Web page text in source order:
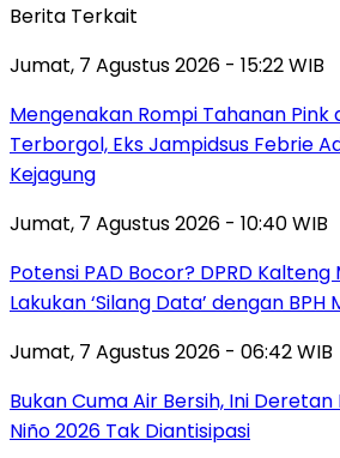
Berita Terkait
Jumat, 7 Agustus 2026 - 15:22 WIB
Mengenakan Rompi Tahanan Pink
Terborgol, Eks Jampidsus Febrie
Kejagung
Jumat, 7 Agustus 2026 - 10:40 WIB
Potensi PAD Bocor? DPRD
Lakukan ‘Silang Data’ dengan BPH
Jumat, 7 Agustus 2026 - 06:42 WIB
Bukan Cuma Air Bersih, Ini Deretan
Niño 2026 Tak Diantisipasi